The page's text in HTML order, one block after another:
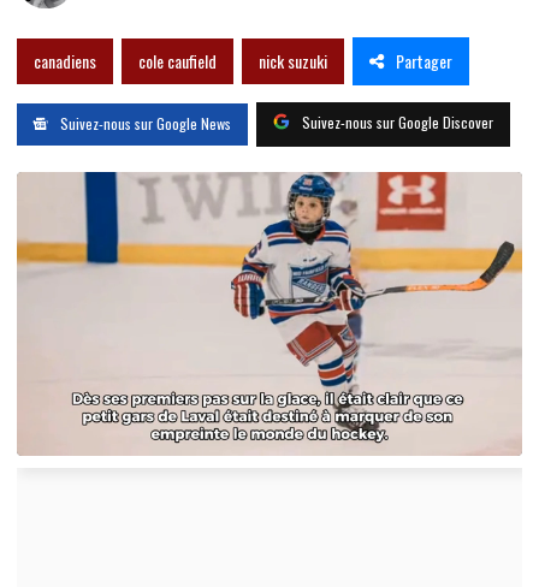
canadiens cole caufield nick suzuki Partager
Suivez-nous sur Google News Suivez-nous sur Google Discover